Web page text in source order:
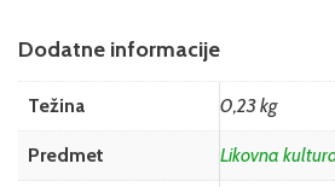
Dodatne informacije
Težina 0,23 kg
Predmet Likovna